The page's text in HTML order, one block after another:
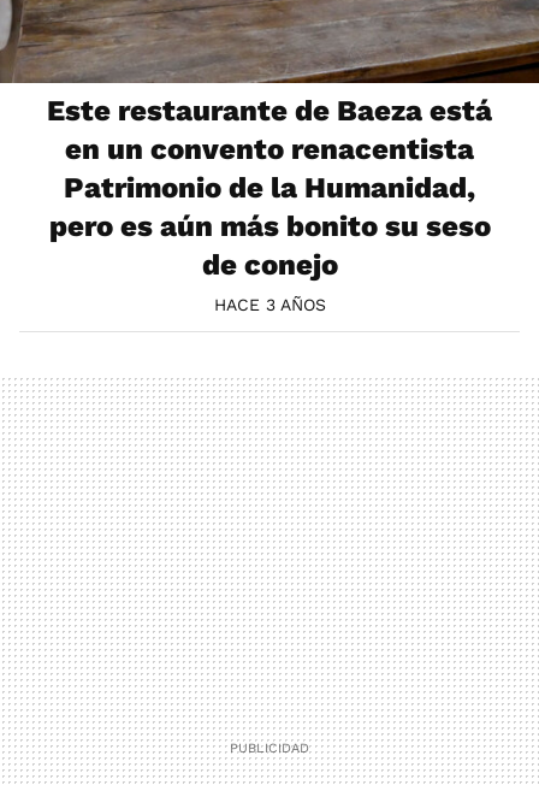
Este restaurante de Baeza está
en un convento renacentista
Patrimonio de la Humanidad,
pero es aún más bonito su seso
de conejo
HACE 3 AÑOS